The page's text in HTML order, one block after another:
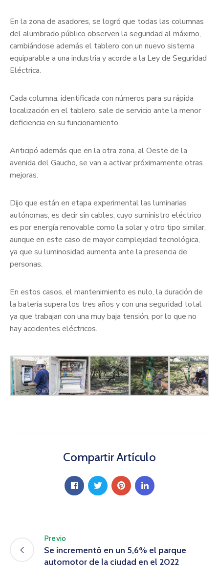
En la zona de asadores, se logró que todas las columnas
del alumbrado público observen la seguridad al máximo,
cambiándose además el tablero con un nuevo sistema
equiparable a una industria y acorde a la Ley de Seguridad
Eléctrica.
Cada columna, identificada con números para su rápida
localización en el tablero, sale de servicio ante la menor
deficiencia en su funcionamiento.
Anticipó además que en la otra zona, al Oeste de la
avenida del Gaucho, se van a activar próximamente otras
mejoras.
Dijo que están en etapa experimental las luminarias
autónomas, es decir sin cables, cuyo suministro eléctrico
es por energía renovable como la solar y otro tipo similar,
aunque en este caso de mayor complejidad tecnológica,
ya que su luminosidad aumenta ante la presencia de
personas.
En estos casos, el mantenimiento es nulo, la duración de
la batería supera los tres años y con una seguridad total
ya que trabajan con una muy baja tensión, por lo que no
hay accidentes eléctricos.
Compartir Artículo
Previo
Se incrementó en un 5,6% el parque
automotor de la ciudad en el 2022